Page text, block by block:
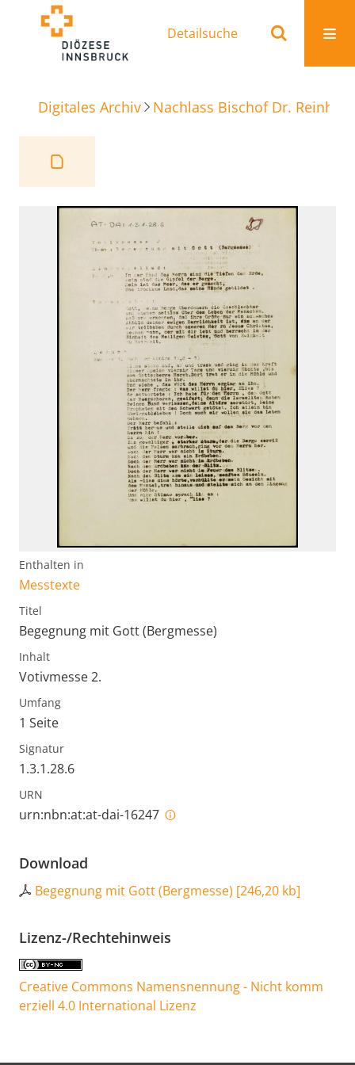
Detailsuche
Digitales Archiv Nachlass Bischof Dr.
Enthalten in
Messtexte
Titel
Begegnung mit Gott (Bergmesse)
Inhalt
Votivmesse 2.
Umfang
1 Seite
Signatur
1.3.1.28.6
URN
urn:nbn:at:at-dai-16247
Download
Begegnung mit Gott (Bergmesse) [246,20 kb]
Lizenz-/Rechtehinweis
Creative Commons Namensnennung - Nicht komm
erziell 4.0 International Lizenz